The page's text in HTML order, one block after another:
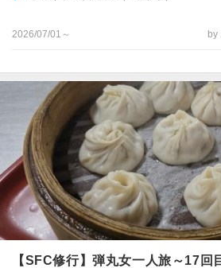
2026/07/01～
by
【SFC修行】弾丸女一人旅～17回